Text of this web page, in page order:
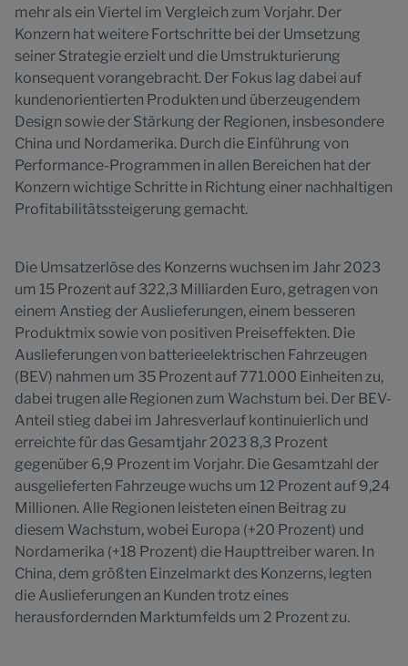
mehr als ein Viertel im Vergleich zum Vorjahr. Der
Konzern hat weitere Fortschritte bei der Umsetzung
seiner Strategie erzielt und die Umstrukturierung
konsequent vorangebracht. Der Fokus lag dabei auf
kundenorientierten Produkten und überzeugendem
Design sowie der Stärkung der Regionen, insbesondere
China und Nordamerika. Durch die Einführung von
Performance-Programmen in allen Bereichen hat der
Konzern wichtige Schritte in Richtung einer nachhaltigen
Profitabilitätssteigerung gemacht.
Die Umsatzerlöse des Konzerns wuchsen im Jahr 2023
um 15 Prozent auf 322,3 Milliarden Euro, getragen von
einem Anstieg der Auslieferungen, einem besseren
Produktmix sowie von positiven Preiseffekten. Die
Auslieferungen von batterieelektrischen Fahrzeugen
(BEV) nahmen um 35 Prozent auf 771.000 Einheiten zu,
dabei trugen alle Regionen zum Wachstum bei. Der BEV-
Anteil stieg dabei im Jahresverlauf kontinuierlich und
erreichte für das Gesamtjahr 2023 8,3 Prozent
gegenüber 6,9 Prozent im Vorjahr. Die Gesamtzahl der
ausgelieferten Fahrzeuge wuchs um 12 Prozent auf 9,24
Millionen. Alle Regionen leisteten einen Beitrag zu
diesem Wachstum, wobei Europa (+20 Prozent) und
Nordamerika (+18 Prozent) die Haupttreiber waren. In
China, dem größten Einzelmarkt des Konzerns, legten
die Auslieferungen an Kunden trotz eines
herausfordernden Marktumfelds um 2 Prozent zu.